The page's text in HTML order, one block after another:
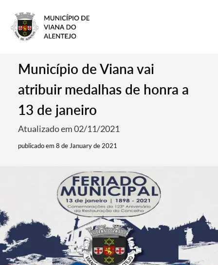
Município de Viana vai
atribuir medalhas de honra a
13 de janeiro
Atualizado em 02/11/2021
publicado em 8 de January de 2021